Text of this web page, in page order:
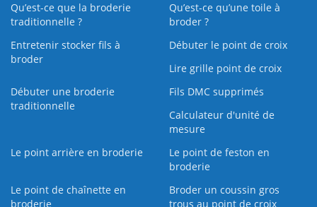
Qu’est-ce que la broderie
traditionnelle ?
Qu’est‑ce qu’une toile à
broder ?
Entretenir stocker fils à
broder
Débuter le point de croix
Lire grille point de croix
Débuter une broderie
traditionnelle
Fils DMC supprimés
Calculateur d'unité de
mesure
Le point arrière en broderie
Le point de feston en
broderie
Le point de chaînette en
broderie
Broder un coussin gros
trous au point de croix